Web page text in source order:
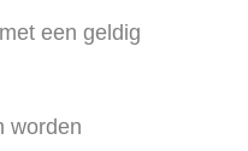
een geldig
worden